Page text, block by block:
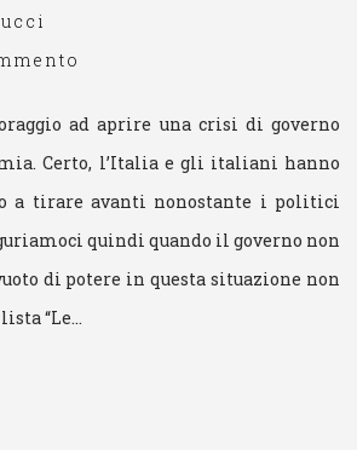
ad aprire una crisi di governo
Certo, l’Italia e gli italiani hanno
a tirare avanti nonostante i politici
quindi quando il governo non
di potere in questa situazione non
“Le…